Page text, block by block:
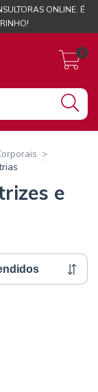
ONLINE. É
0
>
e